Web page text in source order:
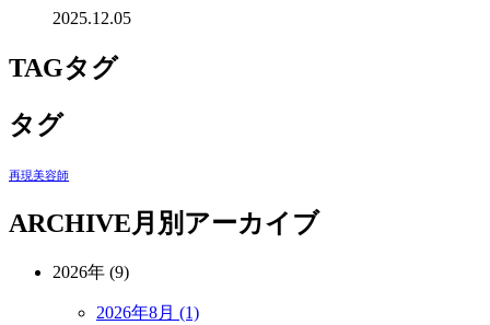
2025.12.05
TAGタグ
タグ
再現美容師
ARCHIVE月別アーカイブ
2026年 (9)
2026年8月 (1)